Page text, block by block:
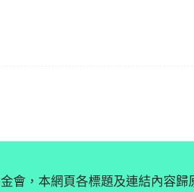
會，本網頁各標題及連結內容歸